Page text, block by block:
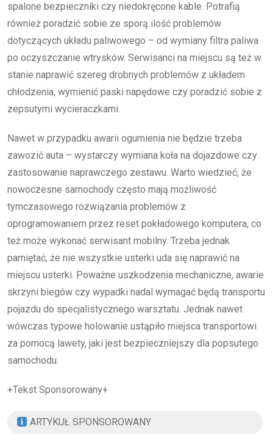
spalone bezpieczniki czy niedokręcone kable. Potrafią
również poradzić sobie ze sporą ilość problemów
dotyczących układu paliwowego – od wymiany filtra paliwa
po oczyszczanie wtrysków. Serwisanci na miejscu są też w
stanie naprawić szereg drobnych problemów z układem
chłodzenia, wymienić paski napędowe czy poradzić sobie z
zepsutymi wycieraczkami.
Nawet w przypadku awarii ogumienia nie będzie trzeba
zawozić auta – wystarczy wymiana koła na dojazdowe czy
zastosowanie naprawczego zestawu. Warto wiedzieć, że
nowoczesne samochody często mają możliwość
tymczasowego rozwiązania problemów z
oprogramowaniem przez reset pokładowego komputera, co
też może wykonać serwisant mobilny. Trzeba jednak
pamiętać, że nie wszystkie usterki uda się naprawić na
miejscu usterki. Poważne uszkodzenia mechaniczne, awarie
skrzyni biegów czy wypadki nadal wymagać będą transportu
pojazdu do specjalistycznego warsztatu. Jednak nawet
wówczas typowe holowanie ustąpiło miejsca transportowi
za pomocą lawety, jaki jest bezpieczniejszy dla popsutego
samochodu.
+Tekst Sponsorowany+
ARTYKUŁ SPONSOROWANY